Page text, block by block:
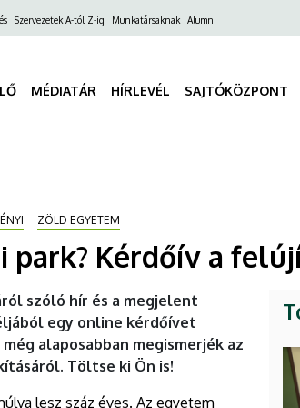
Szervezetek A-tól Z-ig Munkatársaknak Alumni
MÉDIATÁR HÍRLEVÉL SAJTÓKÖZPONT
ZÖLD EGYETEM
park? Kérdőív a
szóló hír és a megjelent
egy online kérdőívet
alaposabban megismerjék az
Töltse ki Ön is!
lesz száz éves. Az egyetem